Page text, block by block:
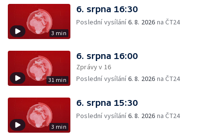
3 min
6. srpna 16:30
Poslední vysílání6. 8. 2026 na ČT24
31 min
6. srpna 16:00
Zprávy v 16
Poslední vysílání6. 8. 2026 na ČT24
3 min
6. srpna 15:30
Poslední vysílání6. 8. 2026 na ČT24